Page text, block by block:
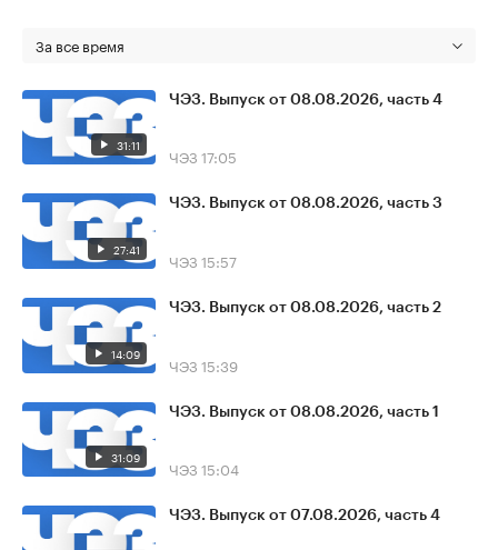
За все время
31:11
ЧЭЗ. Выпуск от 08.08.2026, часть 4
ЧЭЗ 17:05
27:41
ЧЭЗ. Выпуск от 08.08.2026, часть 3
ЧЭЗ 15:57
14:09
ЧЭЗ. Выпуск от 08.08.2026, часть 2
ЧЭЗ 15:39
31:09
ЧЭЗ. Выпуск от 08.08.2026, часть 1
ЧЭЗ 15:04
ЧЭЗ. Выпуск от 07.08.2026, часть 4